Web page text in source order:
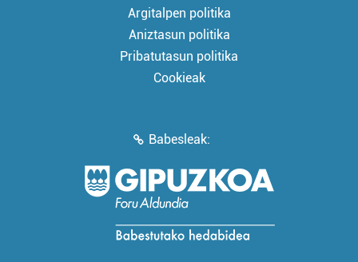
Argitalpen politika
Aniztasun politika
Pribatutasun politika
Cookieak
Babesleak: